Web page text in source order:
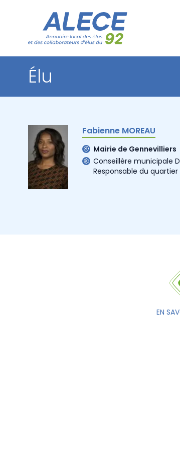
Élu
Fabienne MOREAU
Mairie de Gennevilliers
Conseillère municipale
Responsable du quartier
EN